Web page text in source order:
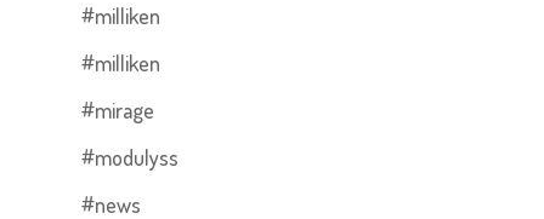
#milliken
#milliken
#mirage
#modulyss
#news